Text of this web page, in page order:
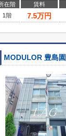
在階 賃料
1階
7.5万円
MODULOR 豊島園